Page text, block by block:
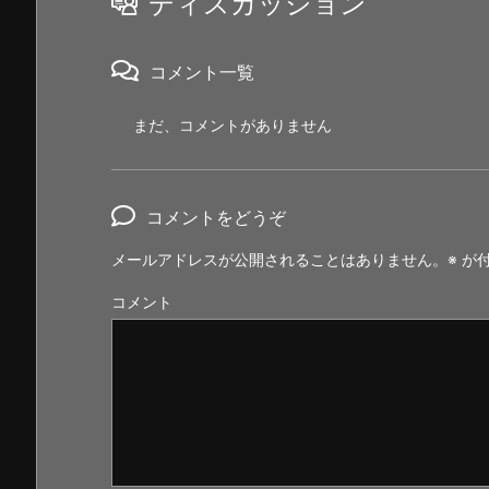
コメント一覧
まだ、コメントがありません
コメントをどうぞ
メールアドレスが公開されることはありません。 ※ が
コメント